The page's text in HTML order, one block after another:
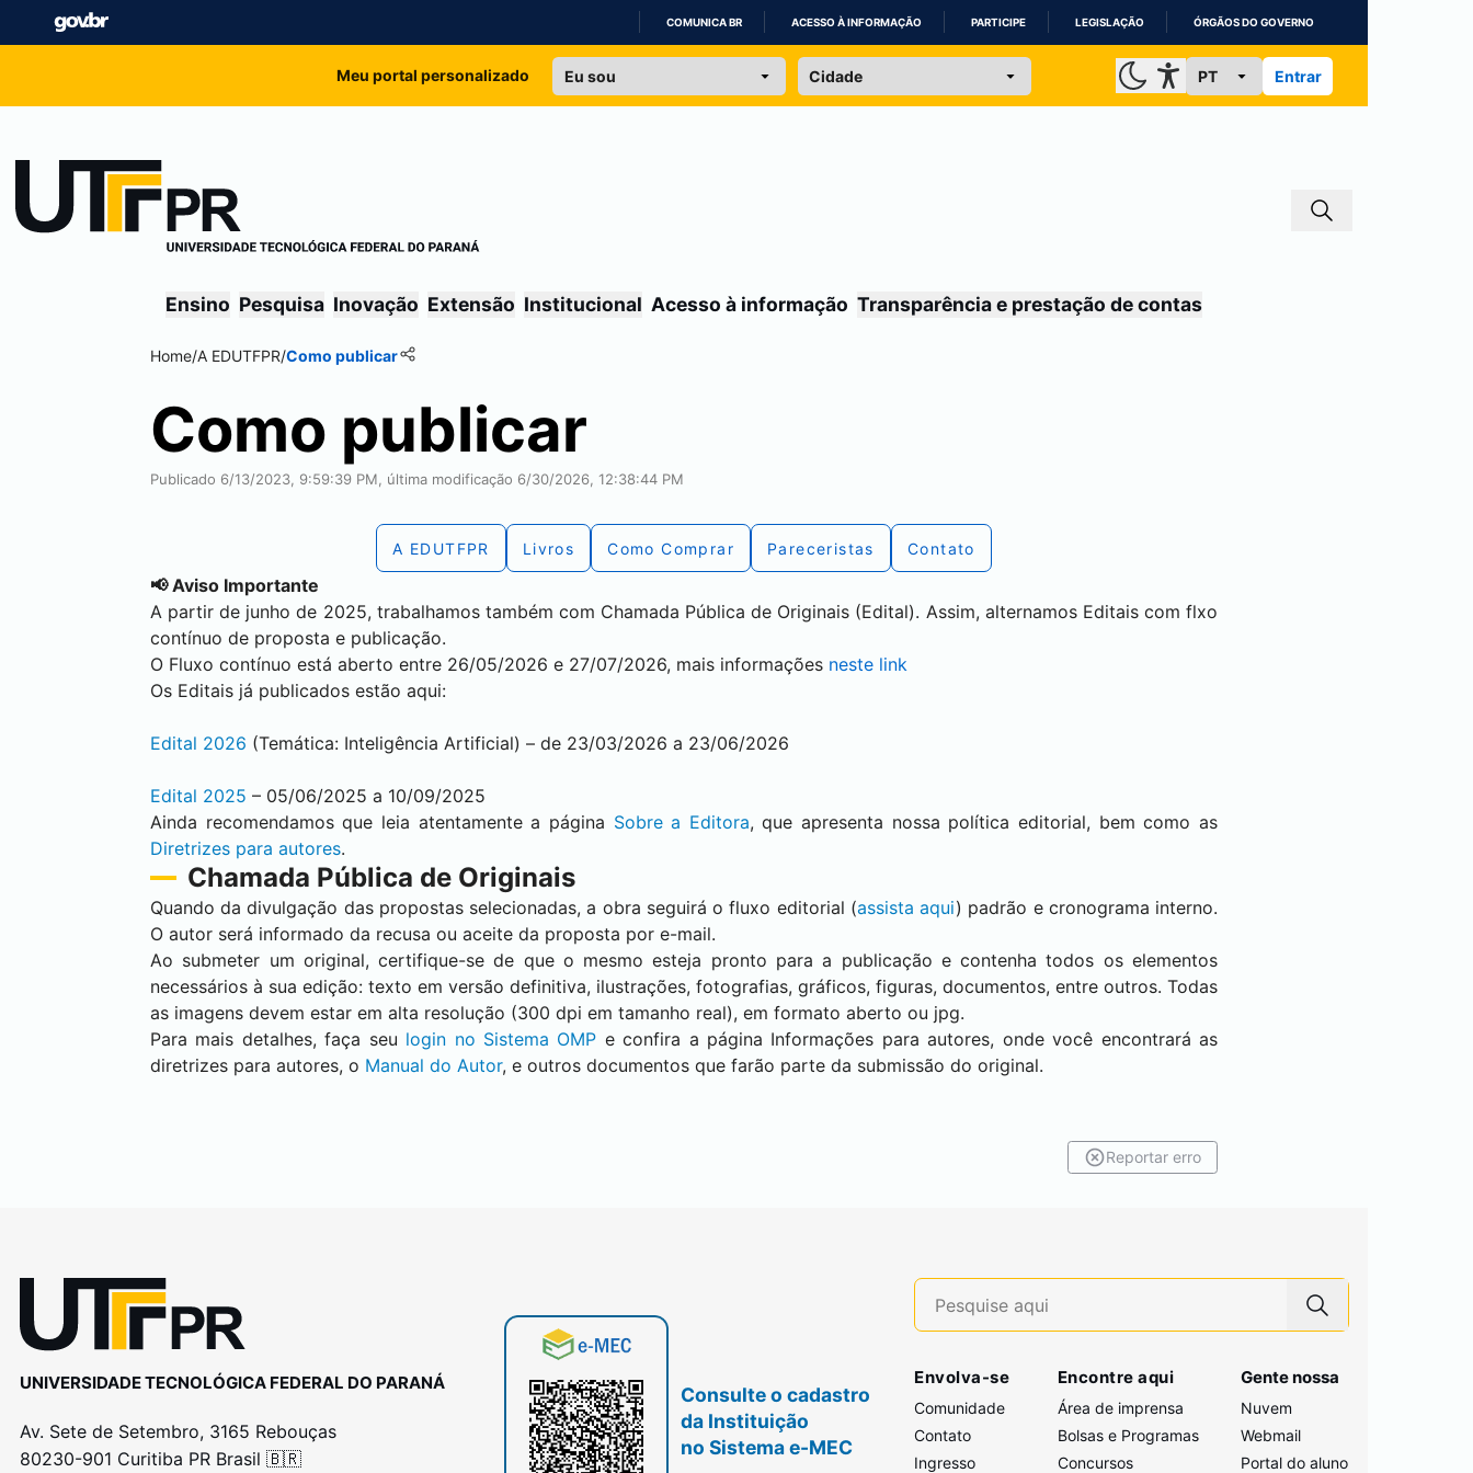
IR
COMUNICA BR ACESSO À INFORMAÇÃO PARTICIPE LEGISLAÇÃO ÓRGÃOS DO GOVERNO
Meu portal personalizado Entrar
Ensino Pesquisa Inovação Extensão Institucional Acesso à informação Transparência e prestação de contas
Home/A EDUTFPR/Como publicar
Como publicar
Publicado 6/13/2023, 9:59:39 PM, última modificação 6/30/2026, 12:38:44 PM
A EDUTFPR Livros Como Comprar Pareceristas Contato
📢 Aviso Importante
A partir de junho de 2025, trabalhamos também com Chamada Pública de Originais (Edital). Assim, alternamos Editais com flxo
contínuo de proposta e publicação.
O Fluxo contínuo está aberto entre 26/05/2026 e 27/07/2026, mais informações neste link
Os Editais já publicados estão aqui:
Edital 2026 (Temática: Inteligência Artificial) – de 23/03/2026 a 23/06/2026
Edital 2025 – 05/06/2025 a 10/09/2025
Ainda recomendamos que leia atentamente a página Sobre a Editora, que apresenta nossa política editorial, bem como as
Diretrizes para autores.
Chamada Pública de Originais
Quando da divulgação das propostas selecionadas, a obra seguirá o fluxo editorial (assista aqui) padrão e cronograma interno.
O autor será informado da recusa ou aceite da proposta por e-mail.
Ao submeter um original, certifique-se de que o mesmo esteja pronto para a publicação e contenha todos os elementos
necessários à sua edição: texto em versão definitiva, ilustrações, fotografias, gráficos, figuras, documentos, entre outros. Todas
as imagens devem estar em alta resolução (300 dpi em tamanho real), em formato aberto ou jpg.
Para mais detalhes, faça seu login no Sistema OMP e confira a página Informações para autores, onde você encontrará as
diretrizes para autores, o Manual do Autor, e outros documentos que farão parte da submissão do original.
Reportar erro
UNIVERSIDADE TECNOLÓGICA FEDERAL DO PARANÁ
Av. Sete de Setembro, 3165 Rebouças
80230-901 Curitiba PR Brasil 🇧🇷
Consulte o cadastro
da Instituição
no Sistema e-MEC
Envolva-se
Comunidade
Contato
Ingresso
Encontre aqui
Área de imprensa
Bolsas e Programas
Concursos
Gente nossa
Nuvem
Webmail
Portal do aluno